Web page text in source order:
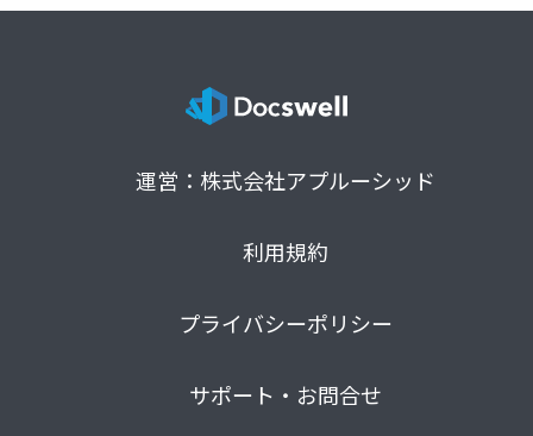
運営：株式会社アプルーシッド
利用規約
プライバシーポリシー
サポート・お問合せ